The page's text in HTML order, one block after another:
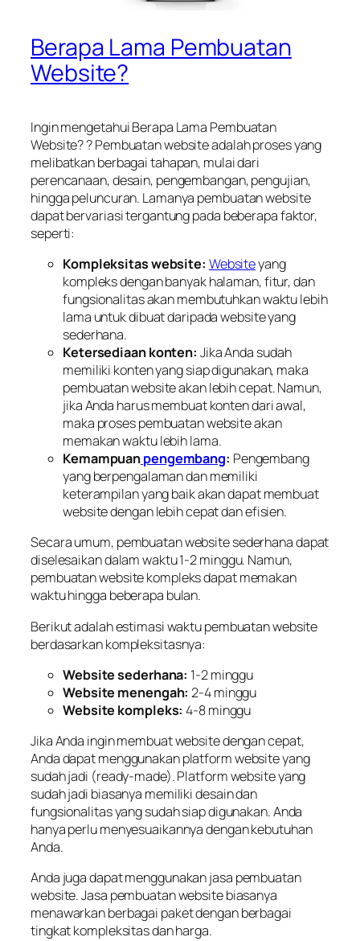
Berapa Lama Pembuatan
Website?
Ingin mengetahui Berapa Lama Pembuatan
Website? ? Pembuatan website adalah proses yang
melibatkan berbagai tahapan, mulai dari
perencanaan, desain, pengembangan, pengujian,
hingga peluncuran. Lamanya pembuatan website
dapat bervariasi tergantung pada beberapa faktor,
seperti:
Kompleksitas website: Websiteyang
kompleks dengan banyak halaman, fitur, dan
fungsionalitas akan membutuhkan waktu lebih
lama untuk dibuat daripada website yang
sederhana.
Ketersediaan konten: Jika Anda sudah
memiliki konten yang siap digunakan, maka
pembuatan website akan lebih cepat. Namun,
jika Anda harus membuat konten dari awal,
maka proses pembuatan website akan
memakan waktu lebih lama.
Kemampuanpengembang: Pengembang
yang berpengalaman dan memiliki
keterampilan yang baik akan dapat membuat
website dengan lebih cepat dan efisien.
Secara umum, pembuatan website sederhana dapat
diselesaikan dalam waktu 1-2 minggu. Namun,
pembuatan website kompleks dapat memakan
waktu hingga beberapa bulan.
Berikut adalah estimasi waktu pembuatan website
berdasarkan kompleksitasnya:
Website sederhana: 1-2 minggu
Website menengah: 2-4 minggu
Website kompleks: 4-8 minggu
Jika Anda ingin membuat website dengan cepat,
Anda dapat menggunakan platform website yang
sudah jadi (ready-made). Platform website yang
sudah jadi biasanya memiliki desain dan
fungsionalitas yang sudah siap digunakan. Anda
hanya perlu menyesuaikannya dengan kebutuhan
Anda.
Anda juga dapat menggunakan jasa pembuatan
website. Jasa pembuatan website biasanya
menawarkan berbagai paket dengan berbagai
tingkat kompleksitas dan harga.